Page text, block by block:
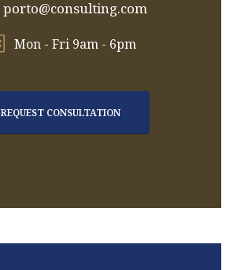
porto@consulting.com
Mon - Fri 9am - 6pm
REQUEST CONSULTATION